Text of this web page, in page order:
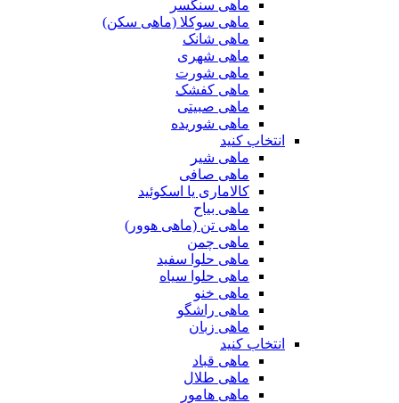
ماهی سنگسر
ماهی سوکلا (ماهی سکن)
ماهی شانک
ماهی شهری
ماهی شورت
ماهی کفشک
ماهی صبیتی
ماهی شوریده
انتخاب کنید
ماهی شیر
ماهی صافی
کالاماری یا اسکوئید
ماهی بیاح
ماهی تن (ماهی هوور)
ماهی چمن
ماهی حلوا سفید
ماهی حلوا سیاه
ماهی خنو
ماهی راشگو
ماهی زبان
انتخاب کنید
ماهی قباد
ماهی طلال
ماهی هامور